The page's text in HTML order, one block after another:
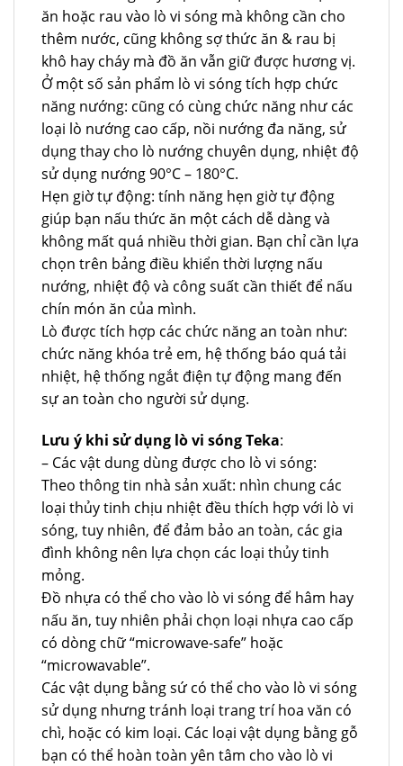
ăn hoặc rau vào lò vi sóng mà không cần cho
thêm nước, cũng không sợ thức ăn & rau bị
khô hay cháy mà đồ ăn vẫn giữ được hương vị.
Ở một số sản phẩm lò vi sóng tích hợp chức
năng nướng: cũng có cùng chức năng như các
loại lò nướng cao cấp, nồi nướng đa năng, sử
dụng thay cho lò nướng chuyên dụng, nhiệt độ
sử dụng nướng 90°C – 180°C.
Hẹn giờ tự động: tính năng hẹn giờ tự động
giúp bạn nấu thức ăn một cách dễ dàng và
không mất quá nhiều thời gian. Bạn chỉ cần lựa
chọn trên bảng điều khiển thời lượng nấu
nướng, nhiệt độ và công suất cần thiết để nấu
chín món ăn của mình.
Lò được tích hợp các chức năng an toàn như:
chức năng khóa trẻ em, hệ thống báo quá tải
nhiệt, hệ thống ngắt điện tự động mang đến
sự an toàn cho người sử dụng.
Lưu ý khi sử dụng lò vi sóng Teka:
– Các vật dung dùng được cho lò vi sóng:
Theo thông tin nhà sản xuất: nhìn chung các
loại thủy tinh chịu nhiệt đều thích hợp với lò vi
sóng, tuy nhiên, để đảm bảo an toàn, các gia
đình không nên lựa chọn các loại thủy tinh
mỏng.
Đồ nhựa có thể cho vào lò vi sóng để hâm hay
nấu ăn, tuy nhiên phải chọn loại nhựa cao cấp
có dòng chữ “microwave-safe” hoặc
“microwavable”.
Các vật dụng bằng sứ có thể cho vào lò vi sóng
sử dụng nhưng tránh loại trang trí hoa văn có
chì, hoặc có kim loại. Các loại vật dụng bằng gỗ
bạn có thể hoàn toàn yên tâm cho vào lò vi